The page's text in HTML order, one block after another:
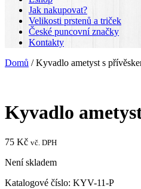
Jak nakupovat?
Velikosti prstenů a triček
České puncovní značky
Kontakty
Domů /Kyvadlo ametyst s
Kyvadlo
75 Kč vč. DPH
Není skladem
Katalogové číslo: KYV-11-P